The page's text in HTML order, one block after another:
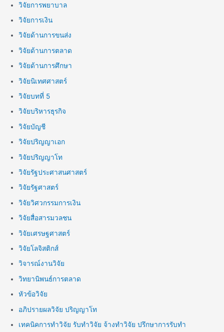
วิจัยการพยาบาล
วิจัยการเงิน
วิจัยด้านการขนส่ง
วิจัยด้านการตลาด
วิจัยด้านการศึกษา
วิจัยนิเทศศาสตร์
วิจัยบทที่ 5
วิจัยบริหารธุรกิจ
วิจัยบัญชี
วิจัยปริญญาเอก
วิจัยปริญญาโท
วิจัยรัฐประศาสนศาสตร์
วิจัยรัฐศาสตร์
วิจัยวิศวกรรมการเงิน
วิจัยสื่อสารมวลชน
วิจัยเศรษฐศาสตร์
วิจัยโลจิสติกส์
วิจารณ์งานวิจัย
วิทยานิพนธ์การตลาด
หัวข้อวิจัย
อภิปรายผลวิจัย ปริญญาโท
เทคนิคการทำวิจัย รับทำวิจัย จ้างทำวิจัย ปรึกษาการรับทำ